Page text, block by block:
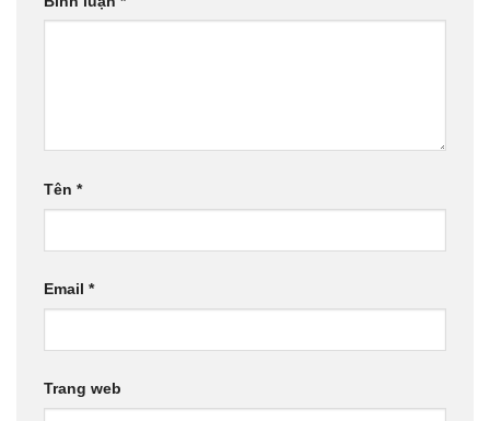
Tên *
Email *
Trang web